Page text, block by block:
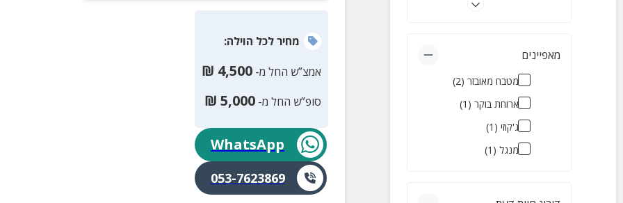
להשכרה לטווח קצר
צימרים זולים(
1
)
מאפיינים
מטבח מאובזר (
2
)
ארוחת בוקר (
1
)
ג'קוזי (
1
)
מנגל (
1
)
מחירלכל הוילה:
אמצ”ש החל מ- 4,500
₪
סופ”ש החל מ- 5,000
₪
WhatsApp
053-7623869